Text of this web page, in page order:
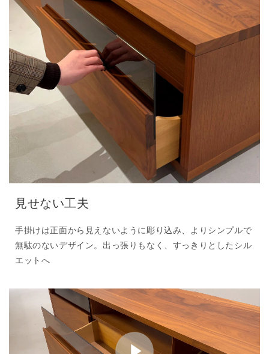
見せない工夫
手掛けは正面から見えないように彫り込み、よりシンプルで
無駄のないデザイン。出っ張りもなく、すっきりとしたシル
エットへ